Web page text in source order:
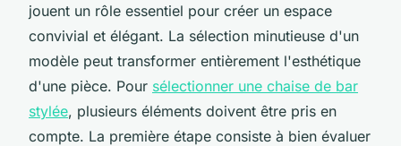
jouent un rôle essentiel pour créer un espace
convivial et élégant. La sélection minutieuse d'un
modèle peut transformer entièrement l'esthétique
d'une pièce. Pour sélectionner une chaise de bar
stylée, plusieurs éléments doivent être pris en
compte. La première étape consiste à bien évaluer